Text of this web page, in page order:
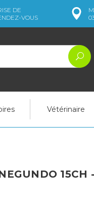
DE
VOUS
Vétérinaire